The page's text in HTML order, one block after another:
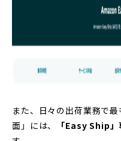
また、日々の出荷業務で
面」には、
「Easy Ship